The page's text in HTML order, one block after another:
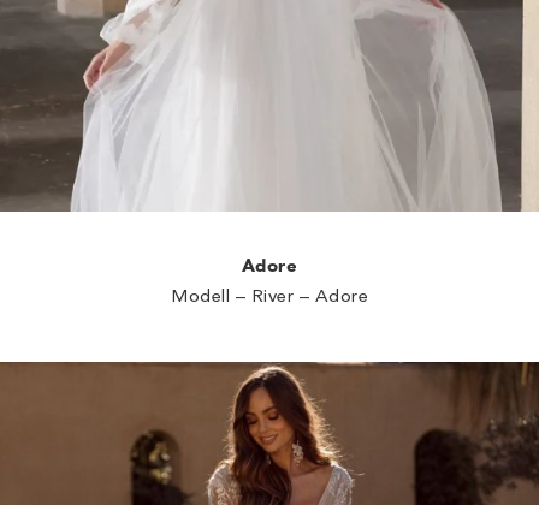
Adore
Modell – River – Adore